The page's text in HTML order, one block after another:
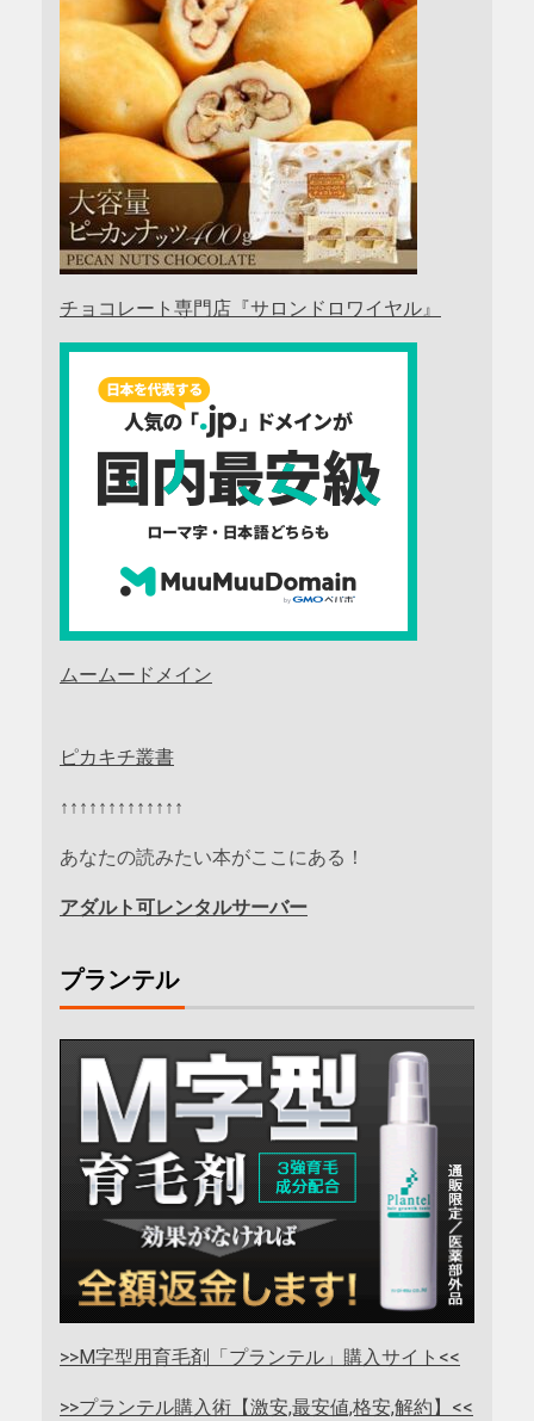
チョコレート専門店『サロンドロワイヤル』
ムームードメイン
ピカキチ叢書
↑↑↑↑↑↑↑↑↑↑↑↑↑
あなたの読みたい本がここにある！
アダルト可レンタルサーバー
プランテル
>>M字型用育毛剤「プランテル」購入サイト<<
>>プランテル購入術【激安,最安値,格安,解約】<<